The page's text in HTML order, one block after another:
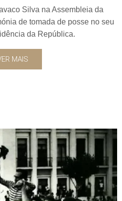
Silva na Assembleia da
de tomada de posse no seu
da República.
MAIS